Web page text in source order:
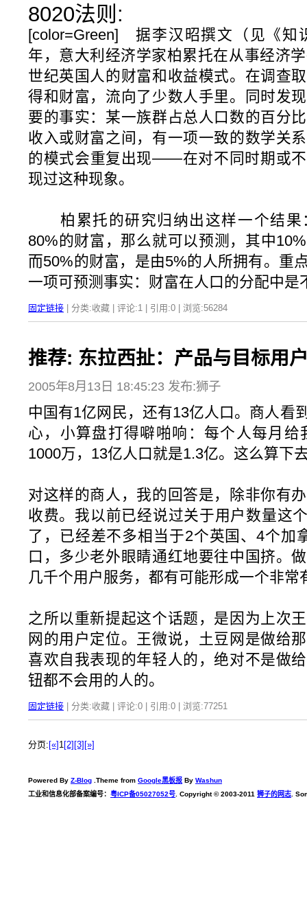
8020法则:
[color=Green] 据李汉昭撰文（见《知
年，意大利经济学家柏累托在从事经济
世纪英国人的财富和收益模式。在调查
得和财富，流向了少数人手里。同时发
要的事实：某一族群占总人口数的百分
收入或财富之间，有一项一致的数学关
的模式会重复出现——在对不同时期或
现过这种现象。
柏累托的研究归纳出这样一个结果
80%的财富，那么就可以预测，其中
而50%的财富，是由5%的人所拥有。重
一项可预测事实：财富在人口的分配中是
固定链接 | 分类:收藏 | 评论:1 | 引用:0 | 浏览:56284
推荐: 东拉西扯：产品与目标用
2005年8月13日 18:45:23 发布:狮子
中国有1亿网民，还有13亿人口。商人看
心，小算盘打得噼啪响：每个人每月给
1000万，13亿人口就是1.3亿。这么算下
对这样的商人，我的回答是，除非你有
收费。我以前已经说过关于用户数量这
了，已经差不多相当于2个英国、4个加
口，多少老外眼睛通红地要往中国挤。
几千个用户服务，都有可能形成一个非常
之所以重新提起这个话题，是因为上次
网的用户定位。王微说，土豆网是做给
喜欢自我表现的年轻人的，绝对不是做
钮都不会用的人的。
固定链接 | 分类:收藏 | 评论:0 | 引用:0 | 浏览:77251
分页: [«] 1[2] [3] [»]
Powered By Z-Blog .Theme from Google黑板报 By Washun
工业和信息化部备案编号： 粤ICP备05027052号 . Copyright © 2003-2011 狮子的网志 .